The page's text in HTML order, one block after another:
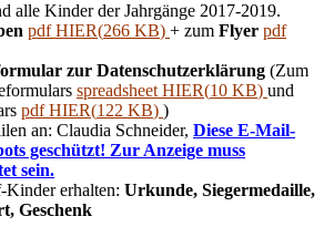
alle Kinder der Jahrgänge 2017-2019.
pdfHIER(266 KB) + zum Flyer pdf
zur Datenschutzerklärung (Zum
spreadsheet HIER(10 KB) und
pdfHIER(122 KB) )
an: Claudia Schneider, Diese E-Mail-
geschützt! Zur Anzeige muss
sein.
erhalten: Urkunde, Siegermedaille,
Geschenk